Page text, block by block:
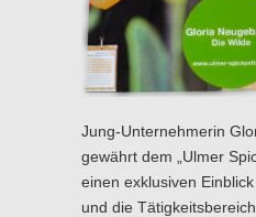
Jung-Unternehmerin
gewährt dem „Ulmer
einen exklusiven
und die